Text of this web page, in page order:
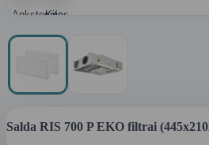
Ankstesnis
Kitas
Salda RIS 700 P EKO filtrai